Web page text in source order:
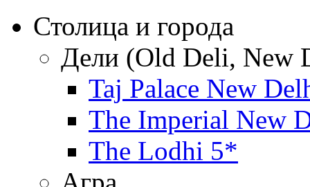
Столица и города
Дели (Old Deli, New
Taj Palace New
The Imperial New
The Lodhi 5*